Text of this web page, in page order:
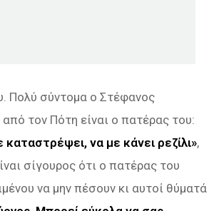
Πολύ σύντομα ο Στέφανος
τον Πότη είναι ο πατέρας του:
να με κάνει ρεζίλι»,
σίγουρος ότι ο πατέρας του
να μην πέσουν κι αυτοί θύματά